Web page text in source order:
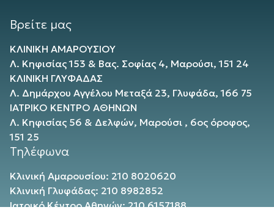
Βρείτε μας
ΚΛΙΝΙΚΗ ΑΜΑΡΟΥΣΙΟΥ
Λ. Κηφισίας 153 & Βας. Σοφίας 4, Μαρούσι, 151 24
ΚΛΙΝΙΚΗ ΓΛΥΦΑΔΑΣ
Λ. Δημάρχου Αγγέλου Μεταξά 23, Γλυφάδα, 166 75
ΙΑΤΡΙΚΟ ΚΕΝΤΡΟ ΑΘΗΝΩΝ
Λ. Κηφισίας 56 & Δελφών, Μαρούσι , 6ος όροφος,
151 25
Τηλέφωνα
Κλινική Αμαρουσίου: 210 8020620
Κλινική Γλυφάδας: 210 8982852
Ιατρικό Κέντρο Αθηνών: 210 6157188